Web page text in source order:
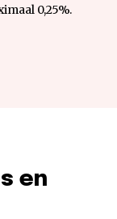
0,25%.
en